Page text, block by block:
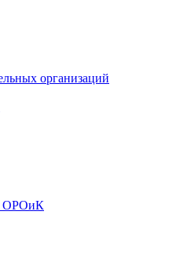
организаций
ОРОиК